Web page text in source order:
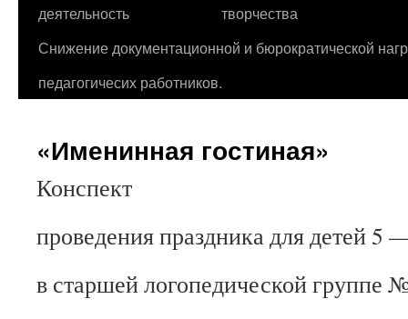
деятельность
творчества
Снижение документационной и бюрократической
педагогичесих работников.
«Именинная гостиная»
Конспект
проведения праздника для детей 5
в старшей логопедической